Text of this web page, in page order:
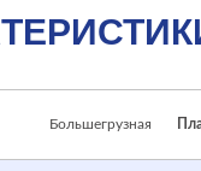
Большегрузная